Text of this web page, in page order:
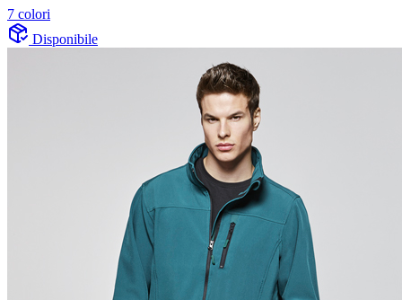
7 colori
Disponibile